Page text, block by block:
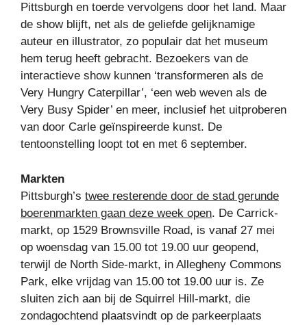
Pittsburgh en toerde vervolgens door het land. Maar
de show blijft, net als de geliefde gelijknamige
auteur en illustrator, zo populair dat het museum
hem terug heeft gebracht. Bezoekers van de
interactieve show kunnen ‘transformeren als de
Very Hungry Caterpillar’, ‘een web weven als de
Very Busy Spider’ en meer, inclusief het uitproberen
van door Carle geïnspireerde kunst. De
tentoonstelling loopt tot en met 6 september.
Markten
Pittsburgh’s twee resterende door de stad gerunde
boerenmarkten gaan deze week open. De Carrick-
markt, op 1529 Brownsville Road, is vanaf 27 mei
op woensdag van 15.00 tot 19.00 uur geopend,
terwijl de North Side-markt, in Allegheny Commons
Park, elke vrijdag van 15.00 tot 19.00 uur is. Ze
sluiten zich aan bij de Squirrel Hill-markt, die
zondagochtend plaatsvindt op de parkeerplaats